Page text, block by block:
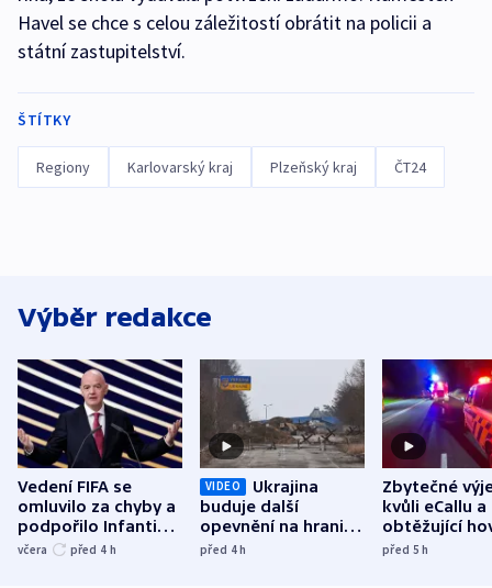
Havel se chce s celou záležitostí obrátit na policii a
státní zastupitelství.
ŠTÍTKY
Regiony Karlovarský kraj Plzeňský kraj ČT24
Výběr redakce
Vedení FIFA se
omluvilo za chyby a
podpořilo Infantina.
UEFA trvá na
včera před 4 h
VIDEO
Ukrajina
buduje další
opevnění na hranici
s Běloruskem
před 4h
Zbytečné
kvůli eCallu a
obtěžující
zdržují
před 5h